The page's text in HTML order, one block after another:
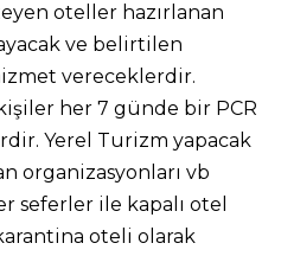
oteller hazırlanan
ve belirtilen
vereceklerdir.
her 7 günde bir PCR
Yerel Turizm yapacak
organizasyonları vb
ile kapalı otel
oteli olarak